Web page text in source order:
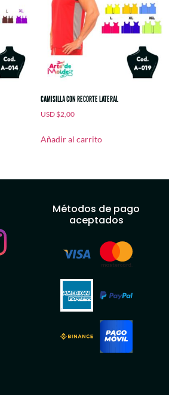
CAMISILLA CON RECORTE LATERAL
USD $2,00
Añadir al carrito
Métodos de pago
aceptados